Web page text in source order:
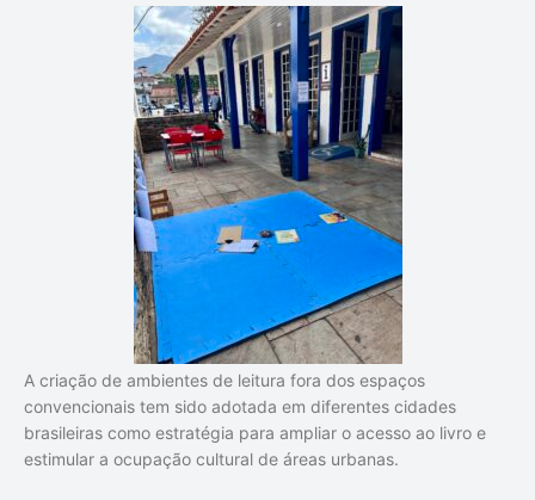
A criação de ambientes de leitura fora dos espaços
convencionais tem sido adotada em diferentes cidades
brasileiras como estratégia para ampliar o acesso ao livro e
estimular a ocupação cultural de áreas urbanas.